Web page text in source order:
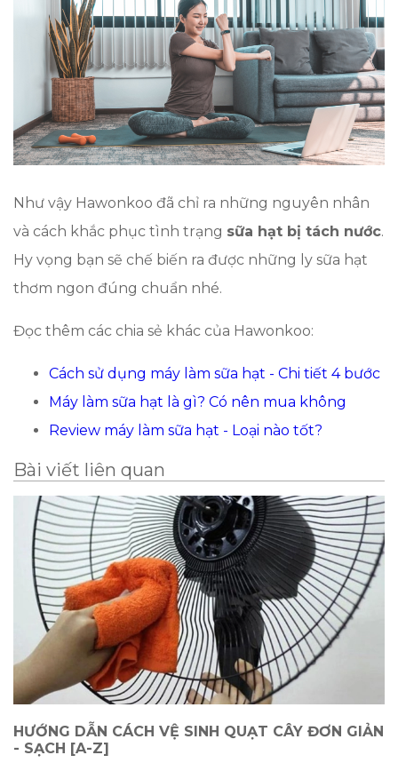
Như vậy Hawonkoo đã chỉ ra những nguyên nhân
và cách khắc phục tình trạng sữa hạt bị tách nước.
Hy vọng bạn sẽ chế biến ra được những ly sữa hạt
thơm ngon đúng chuẩn nhé.
Đọc thêm các chia sẻ khác của Hawonkoo:
Cách sử dụng máy làm sữa hạt - Chi tiết 4 bước
Máy làm sữa hạt là gì? Có nên mua không
Review máy làm sữa hạt - Loại nào tốt?
Bài viết liên quan
HƯỚNG DẪN CÁCH VỆ SINH QUẠT CÂY ĐƠN GIẢN
- SẠCH [A-Z]